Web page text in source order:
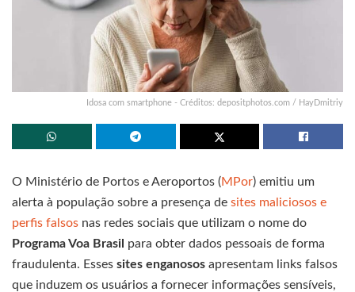
Idosa com smartphone - Créditos: depositphotos.com / HayDmitriy
O Ministério de Portos e Aeroportos (MPor) emitiu um
alerta à população sobre a presença de sites maliciosos e
perfis falsos nas redes sociais que utilizam o nome do
Programa Voa Brasil para obter dados pessoais de forma
fraudulenta. Esses sites enganosos apresentam links falsos
que induzem os usuários a fornecer informações sensíveis,